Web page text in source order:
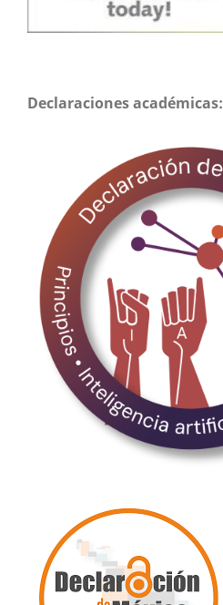
Declaraciones académicas: